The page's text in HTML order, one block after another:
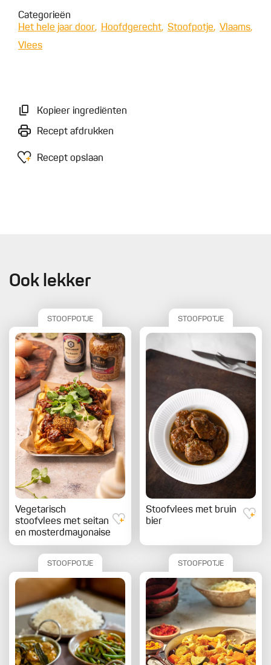
Categorieën
Het hele jaar door
Hoofdgerecht Stoofpotje
Vlaams
Vlees
Kopieer ingrediënten
Recept afdrukken
Recept opslaan
Ook lekker
STOOFPOTJE
Vegetarisch
stoofvlees met seitan
en mosterdmayonaise
STOOFPOTJE
Stoofvlees met bruin
bier
STOOFPOTJE STOOFPOTJE